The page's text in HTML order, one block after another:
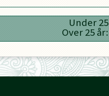
Under25
Over25år: